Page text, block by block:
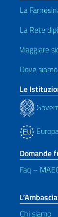
La
La Rete
Viaggiare
Dove
Le
Domande
Faq –
Chi siamo